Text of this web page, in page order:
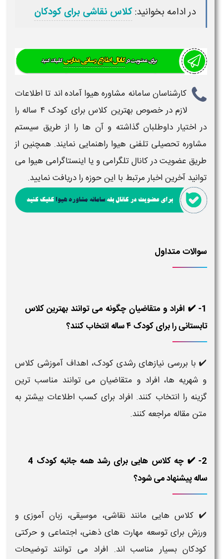
در ادامه بخوانید:کلاس نقاشی برای کودکان
کارشناسان سامانه مشاوره هیوا آماده اند تا اطلاعات
لازم در خصوصبهترین کلاس برای کودک ۴ ساله
را
در اختیار داوطلبان گذاشته و آن ها را از طریق سیستم
مشاوره تحصیلی تلفنی هیوا راهنمایی نمایند. همچنین از
طریق عضویت در کانال تلگرامی و یا اینستاگرامی هیوا می
توانید آخرین اخبار مرتبط با این حوزه را دریافت نمایید.
سوالات متداول
1- ✔️ افراد و متقاضیان چگونه می توانند بهترین کلاس
تابستانی را برای کودک ۴ ساله انتخاب کنند؟
✔️ با بررسی نیازهای رشدی کودک، اهداف آموزشی کلاس
و شهریه ها، افراد و متقاضیان می توانند مناسب ترین
گزینه را انتخاب کنند. افراد برای کسب اطلاعات بیشتر به
متن مقاله مراجعه کنند.
ساله پیشنهاد می شود؟
✔️ کلاس هایی مانند نقاشی، موسیقی، زبان آموزی و
ورزش برای توسعه مهارت های ذهنی، اجتماعی و حرکتی
کودکان بسیار مناسب اند. افراد می توانند توضیحات